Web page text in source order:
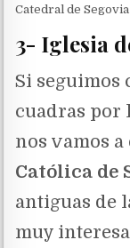
Catedral de Segovia
3- Iglesia
Si seguimos
cuadras por
nos vamos
Católica de
antiguas de
muy